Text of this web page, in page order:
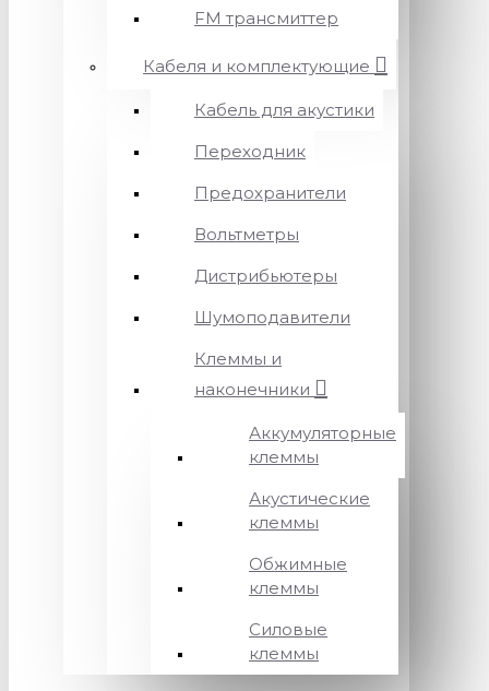
FM трансмиттер
Кабеля и комплектующие
Кабель для акустики
Переходник
Предохранители
Вольтметры
Дистрибьютеры
Шумоподавители
Клеммы и
наконечники
Аккумуляторные
клеммы
Акустические
клеммы
Обжимные
клеммы
Силовые
клеммы